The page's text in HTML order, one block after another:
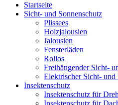
Startseite
Sicht- und Sonnenschutz
Plissees
Holzjalousien
Jalousien
Fensterläden
Rollos
Freihängender Sicht-
Elektrischer Sicht- und
Insektenschutz
Insektenschutz für
Insektenschutz für